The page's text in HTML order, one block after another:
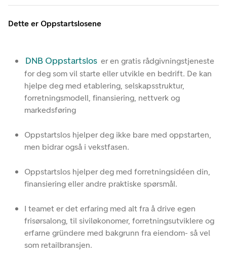
Dette er Oppstartslosene
DNB Oppstartslos er en gratis rådgivningstjeneste
for deg som vil starte eller utvikle en bedrift. De kan
hjelpe deg med etablering, selskapsstruktur,
forretningsmodell, finansiering, nettverk og
markedsføring
Oppstartslos hjelper deg ikke bare med oppstarten,
men bidrar også i vekstfasen.
Oppstartslos hjelper deg med forretningsidéen din,
finansiering eller andre praktiske spørsmål.
I teamet er det erfaring med alt fra å drive egen
frisørsalong, til siviløkonomer, forretningsutviklere og
erfarne gründere med bakgrunn fra eiendom- så vel
som retailbransjen.